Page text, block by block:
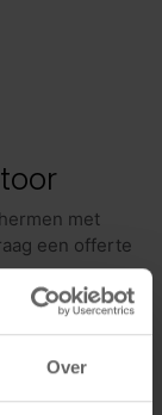
Over
met
een offerte